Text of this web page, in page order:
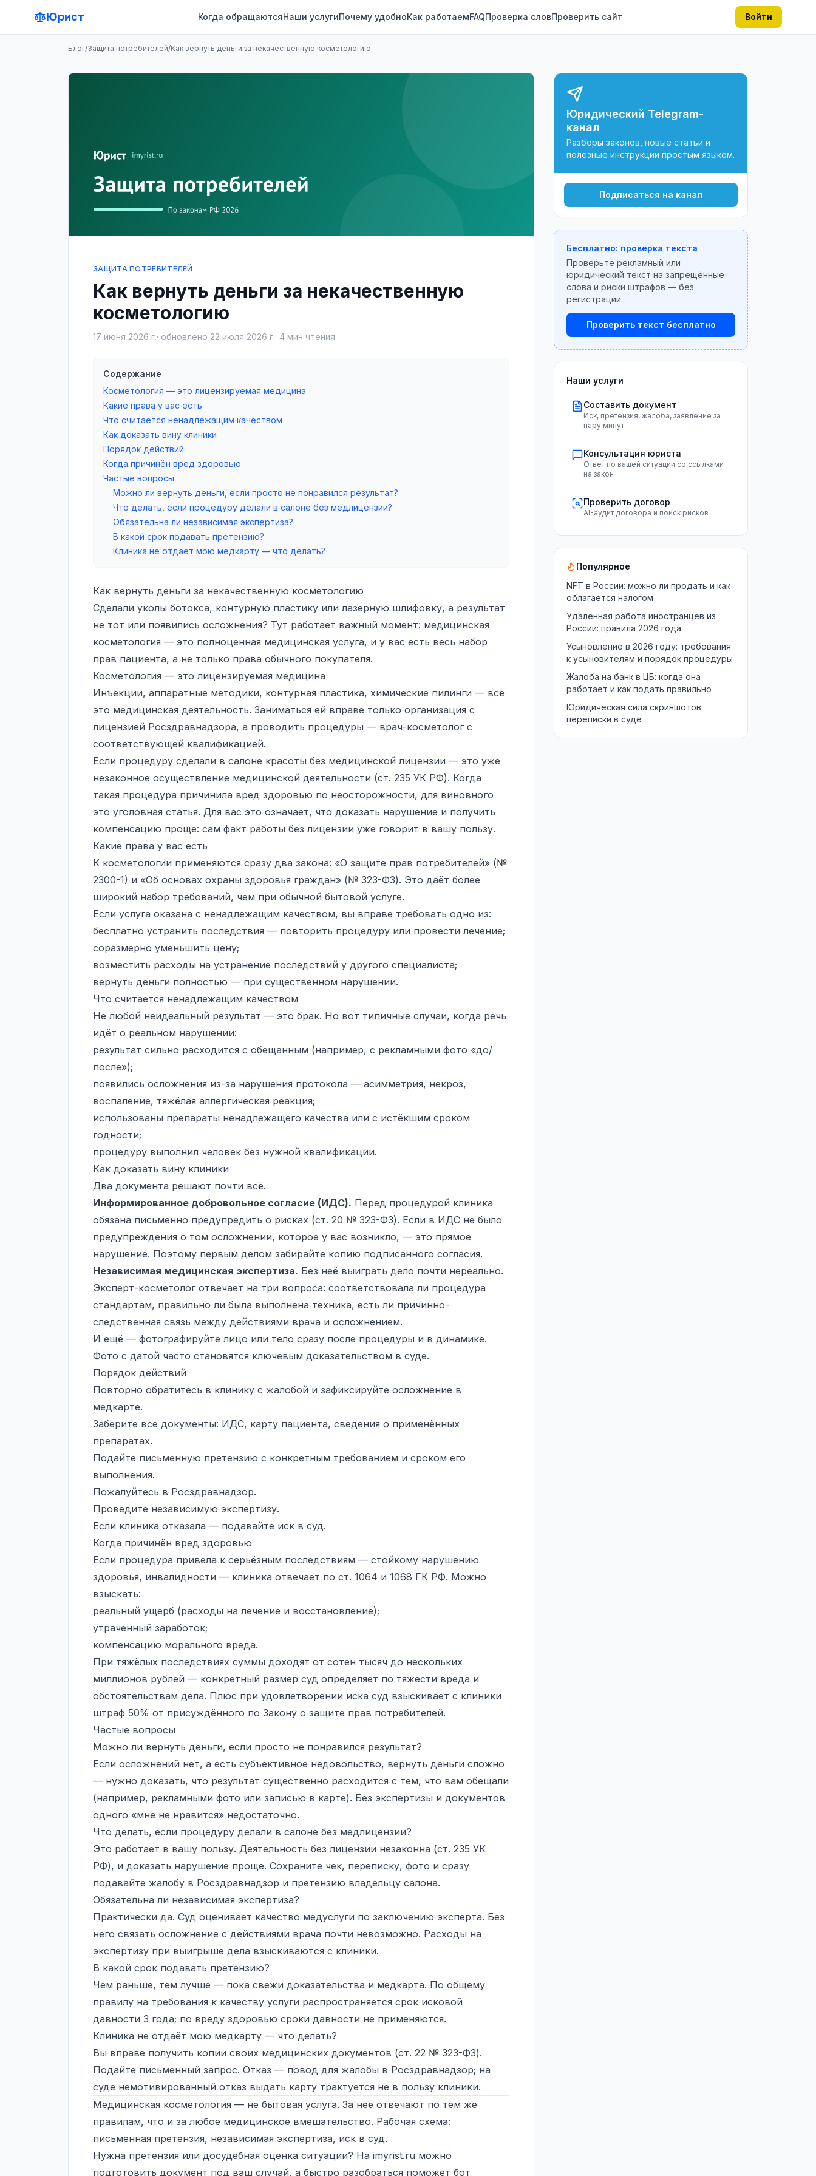
Юрист Когда обращаютсяНаши услугиПочему удобноКак работаемFAQПроверка словПроверить сайт Войти
Блог/Защита потребителей/Как вернуть деньги за некачественную косметологию
ЗАЩИТА ПОТРЕБИТЕЛЕЙ
Как вернуть деньги за некачественную
косметологию
17 июня 2026 г.· обновлено 22 июля 2026 г.· 4 мин чтения
Содержание
Косметология — это лицензируемая медицина
Какие права у вас есть
Что считается ненадлежащим качеством
Как доказать вину клиники
Порядок действий
Когда причинён вред здоровью
Частые вопросы
Можно ли вернуть деньги, если просто не понравился результат?
Что делать, если процедуру делали в салоне без медлицензии?
Обязательна ли независимая экспертиза?
В какой срок подавать претензию?
Клиника не отдаёт мою медкарту — что делать?
Как вернуть деньги за некачественную косметологию
Сделали уколы ботокса, контурную пластику или лазерную шлифовку, а результат
не тот или появились осложнения? Тут работает важный момент: медицинская
косметология — это полноценная медицинская услуга, и у вас есть весь набор
прав пациента, а не только права обычного покупателя.
Косметология — это лицензируемая медицина
Инъекции, аппаратные методики, контурная пластика, химические пилинги — всё
это медицинская деятельность. Заниматься ей вправе только организация с
лицензией Росздравнадзора, а проводить процедуры — врач-косметолог с
соответствующей квалификацией.
Если процедуру сделали в салоне красоты без медицинской лицензии — это уже
незаконное осуществление медицинской деятельности (ст. 235 УК РФ). Когда
такая процедура причинила вред здоровью по неосторожности, для виновного
это уголовная статья. Для вас это означает, что доказать нарушение и получить
компенсацию проще: сам факт работы без лицензии уже говорит в вашу пользу.
Какие права у вас есть
К косметологии применяются сразу два закона: «О защите прав потребителей» (№
2300-1) и «Об основах охраны здоровья граждан» (№ 323-ФЗ). Это даёт более
широкий набор требований, чем при обычной бытовой услуге.
Если услуга оказана с ненадлежащим качеством, вы вправе требовать одно из:
бесплатно устранить последствия — повторить процедуру или провести лечение;
соразмерно уменьшить цену;
возместить расходы на устранение последствий у другого специалиста;
вернуть деньги полностью — при существенном нарушении.
Что считается ненадлежащим качеством
Не любой неидеальный результат — это брак. Но вот типичные случаи, когда речь
идёт о реальном нарушении:
результат сильно расходится с обещанным (например, с рекламными фото «до/
после»);
появились осложнения из-за нарушения протокола — асимметрия, некроз,
воспаление, тяжёлая аллергическая реакция;
использованы препараты ненадлежащего качества или с истёкшим сроком
годности;
процедуру выполнил человек без нужной квалификации.
Как доказать вину клиники
Два документа решают почти всё.
Информированное добровольное согласие (ИДС). Перед процедурой клиника
обязана письменно предупредить о рисках (ст. 20 № 323-ФЗ). Если в ИДС не было
предупреждения о том осложнении, которое у вас возникло, — это прямое
нарушение. Поэтому первым делом забирайте копию подписанного согласия.
Независимая медицинская экспертиза. Без неё выиграть дело почти нереально.
Эксперт-косметолог отвечает на три вопроса: соответствовала ли процедура
стандартам, правильно ли была выполнена техника, есть ли причинно-
следственная связь между действиями врача и осложнением.
И ещё — фотографируйте лицо или тело сразу после процедуры и в динамике.
Фото с датой часто становятся ключевым доказательством в суде.
Порядок действий
Повторно обратитесь в клинику с жалобой и зафиксируйте осложнение в
медкарте.
Заберите все документы: ИДС, карту пациента, сведения о применённых
препаратах.
Подайте письменную претензию с конкретным требованием и сроком его
выполнения.
Пожалуйтесь в Росздравнадзор.
Проведите независимую экспертизу.
Если клиника отказала — подавайте иск в суд.
Когда причинён вред здоровью
Если процедура привела к серьёзным последствиям — стойкому нарушению
здоровья, инвалидности — клиника отвечает по ст. 1064 и 1068 ГК РФ. Можно
взыскать:
реальный ущерб (расходы на лечение и восстановление);
утраченный заработок;
компенсацию морального вреда.
При тяжёлых последствиях суммы доходят от сотен тысяч до нескольких
миллионов рублей — конкретный размер суд определяет по тяжести вреда и
обстоятельствам дела. Плюс при удовлетворении иска суд взыскивает с клиники
штраф 50% от присуждённого по Закону о защите прав потребителей.
Частые вопросы
Можно ли вернуть деньги, если просто не понравился результат?
Если осложнений нет, а есть субъективное недовольство, вернуть деньги сложно
— нужно доказать, что результат существенно расходится с тем, что вам обещали
(например, рекламными фото или записью в карте). Без экспертизы и документов
одного «мне не нравится» недостаточно.
Что делать, если процедуру делали в салоне без медлицензии?
Это работает в вашу пользу. Деятельность без лицензии незаконна (ст. 235 УК
РФ), и доказать нарушение проще. Сохраните чек, переписку, фото и сразу
подавайте жалобу в Росздравнадзор и претензию владельцу салона.
Обязательна ли независимая экспертиза?
Практически да. Суд оценивает качество медуслуги по заключению эксперта. Без
него связать осложнение с действиями врача почти невозможно. Расходы на
экспертизу при выигрыше дела взыскиваются с клиники.
В какой срок подавать претензию?
Чем раньше, тем лучше — пока свежи доказательства и медкарта. По общему
правилу на требования к качеству услуги распространяется срок исковой
давности 3 года; по вреду здоровью сроки давности не применяются.
Клиника не отдаёт мою медкарту — что делать?
Вы вправе получить копии своих медицинских документов (ст. 22 № 323-ФЗ).
Подайте письменный запрос. Отказ — повод для жалобы в Росздравнадзор; на
суде немотивированный отказ выдать карту трактуется не в пользу клиники.
Медицинская косметология — не бытовая услуга. За неё отвечают по тем же
правилам, что и за любое медицинское вмешательство. Рабочая схема:
письменная претензия, независимая экспертиза, иск в суд.
Нужна претензия или досудебная оценка ситуации? На imyrist.ru можно
подготовить документ под ваш случай, а быстро разобраться поможет бот
Юридический Telegram-
канал
Разборы законов, новые статьи и
полезные инструкции простым языком.
Подписаться на канал
Бесплатно: проверка текста
Проверьте рекламный или
юридический текст на запрещённые
слова и риски штрафов — без
регистрации.
Проверить текст бесплатно
Наши услуги
Составить документ
Иск, претензия, жалоба, заявление за
пару минут
Консультация юриста
Ответ по вашей ситуации со ссылками
на закон
Проверить договор
AI-аудит договора и поиск рисков
Популярное
NFT в России: можно ли продать и как
облагается налогом
Удалённая работа иностранцев из
России: правила 2026 года
Усыновление в 2026 году: требования
к усыновителям и порядок процедуры
Жалоба на банк в ЦБ: когда она
работает и как подать правильно
Юридическая сила скриншотов
переписки в суде